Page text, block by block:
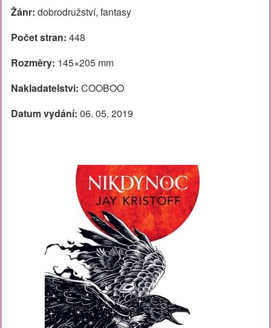
Žánr: dobrodružství, fantasy
Počet stran: 448
Rozměry: 145×205 mm
Nakladatelstvi: COOBOO
Datum vydání: 06. 05. 2019